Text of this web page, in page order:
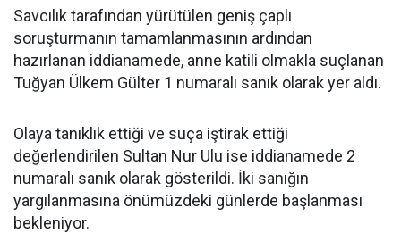
Savcılık tarafından yürütülen geniş çaplı
soruşturmanın tamamlanmasının ardından
hazırlanan iddianamede, anne katili olmakla suçlanan
Tuğyan Ülkem Gülter 1 numaralı sanık olarak yer aldı.
Olaya tanıklık ettiği ve suça iştirak ettiği
değerlendirilen Sultan Nur Ulu ise iddianamede 2
numaralı sanık olarak gösterildi. İki sanığın
yargılanmasına önümüzdeki günlerde başlanması
bekleniyor.